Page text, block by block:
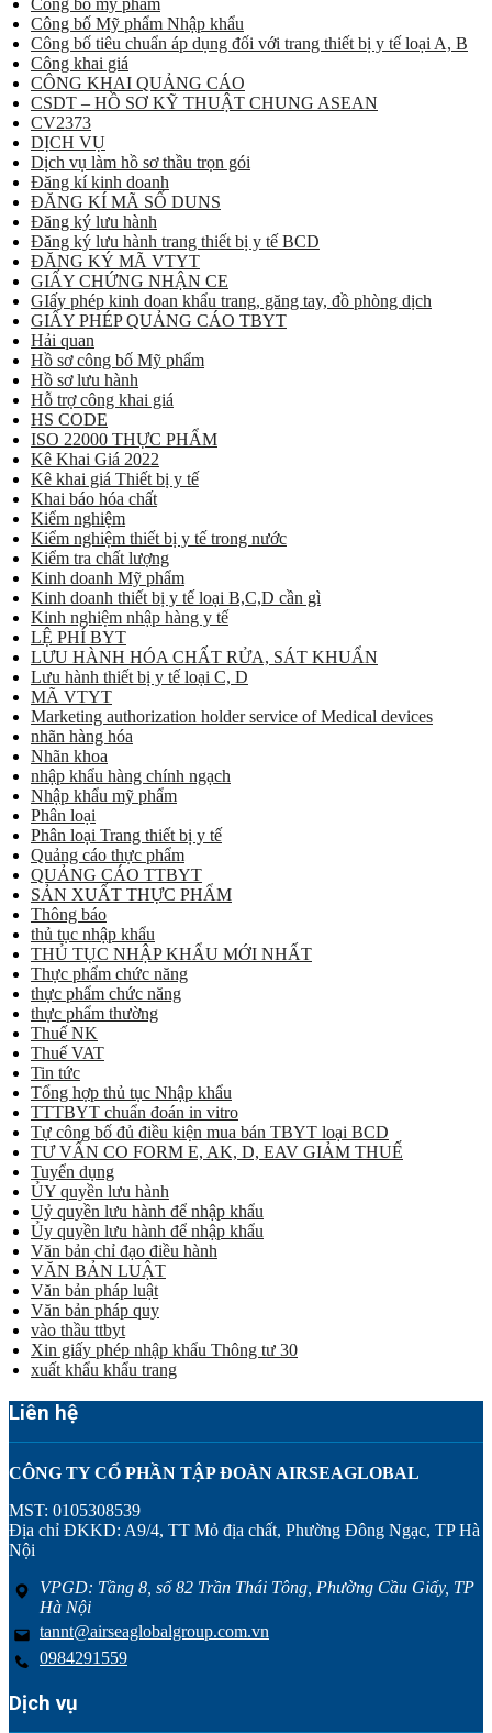
Công bố mỹ phẩm
Công bố Mỹ phẩm Nhập khẩu
Công bố tiêu chuẩn áp dụng đối với trang thiết bị y tế loại A, B
Công khai giá
CÔNG KHAI QUẢNG CÁO
CSDT – HỒ SƠ KỸ THUẬT CHUNG ASEAN
CV2373
DỊCH VỤ
Dịch vụ làm hồ sơ thầu trọn gói
Đăng kí kinh doanh
ĐĂNG KÍ MÃ SỐ DUNS
Đăng ký lưu hành
Đăng ký lưu hành trang thiết bị y tế BCD
ĐĂNG KÝ MÃ VTYT
GIẤY CHỨNG NHẬN CE
GIấy phép kinh doan khẩu trang, găng tay, đồ phòng dịch
GIẤY PHÉP QUẢNG CÁO TBYT
Hải quan
Hồ sơ công bố Mỹ phẩm
Hồ sơ lưu hành
Hỗ trợ công khai giá
HS CODE
ISO 22000 THỰC PHẨM
Kê Khai Giá 2022
Kê khai giá Thiết bị y tế
Khai báo hóa chất
Kiểm nghiệm
Kiểm nghiệm thiết bị y tế trong nước
Kiểm tra chất lượng
Kinh doanh Mỹ phẩm
Kinh doanh thiết bị y tế loại B,C,D cần gì
Kinh nghiệm nhập hàng y tế
LỆ PHÍ BYT
LƯU HÀNH HÓA CHẤT RỬA, SÁT KHUẨN
Lưu hành thiết bị y tế loại C, D
MÃ VTYT
Marketing authorization holder service of Medical devices
nhãn hàng hóa
Nhãn khoa
nhập khẩu hàng chính ngạch
Nhập khẩu mỹ phẩm
Phân loại
Phân loại Trang thiết bị y tế
Quảng cáo thực phẩm
QUẢNG CÁO TTBYT
SẢN XUẤT THỰC PHẨM
Thông báo
thủ tục nhập khẩu
THỦ TỤC NHẬP KHẨU MỚI NHẤT
Thực phẩm chức năng
thực phẩm chức năng
thực phẩm thường
Thuế NK
Thuế VAT
Tin tức
Tổng hợp thủ tục Nhập khẩu
TTTBYT chuẩn đoán in vitro
Tự công bố đủ điều kiện mua bán TBYT loại BCD
TƯ VẤN CO FORM E, AK, D, EAV GIẢM THUẾ
Tuyển dụng
ỦY quyền lưu hành
Uỷ quyền lưu hành để nhập khẩu
Ủy quyền lưu hành để nhập khẩu
Văn bản chỉ đạo điều hành
VĂN BẢN LUẬT
Văn bản pháp luật
Văn bản pháp quy
vào thầu ttbyt
Xin giấy phép nhập khẩu Thông tư 30
xuất khẩu khẩu trang
Liên hệ
CÔNG TY CỔ PHẦN TẬP ĐOÀN AIRSEAGLOBAL
MST: 0105308539
Địa chỉ ĐKKD: A9/4, TT Mỏ địa chất, Phường Đông Ngạc, TP Hà
Nội
VPGD: Tầng 8, số 82 Trần Thái Tông, Phường Cầu Giấy, TP
Hà Nội
tannt@airseaglobalgroup.com.vn
0984291559
Dịch vụ